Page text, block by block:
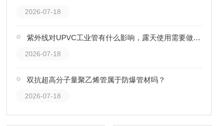
2026-07-18
紫外线对UPVC工业管有什么影响，露天使用需要做哪些防护？
2026-07-18
双抗超高分子量聚乙烯管属于防爆管材吗？
2026-07-18